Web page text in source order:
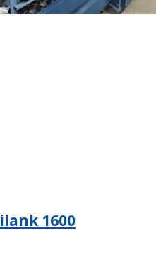
1600